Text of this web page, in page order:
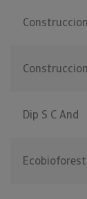
Dip S C And